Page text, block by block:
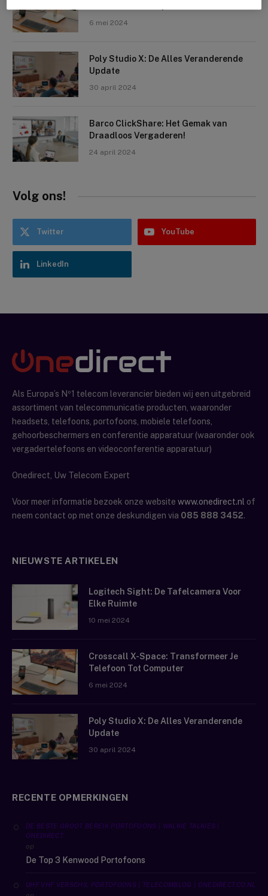
6 mei 2024
Poly Studio X: De Alles Veranderende
Update
30 april 2024
Barco ClickShare: Het Gemak van
Draadloos Vergaderen!
24 april 2024
Volg ons!
Twitter YouTube
LinkedIn
Als Europa’s Nº1 telecom leverancier bieden wij een uitgebreid
assortiment van telecommunicatie producten, waaronder
headsets, telefoons, portofoons, mobiele telefoons,
gehoorbeschermers en conferentie apparatuur (waaronder ook
vergadertelefoons en videoconferentie apparatuur)
Onedirect, Uw Telecom Expert
Voor meer informatie bezoek onze website www.onedirect.nl of
neem contact op met onze deskundigen via 085 888 3452.
NIEUWSTE ARTIKELEN
Logitech Sight: De Tafelcamera Voor
Elke Ruimte
10 mei 2024
Crosscall X-Space: Transformeer Je
Telefoon Tot Computer
6 mei 2024
Poly Studio X: De Alles Veranderende
Update
30 april 2024
RECENTE OPMERKINGEN
DE BESTE GROOT BEREIK PORTOFOONS | WALKIE TALKIES |
ONEDIRECT
op
De Top 3 Kenwood Portofoons
UHF VHF VERSCHIL PORTOFOONS | TELECOMBLOG | ONEDIRECT.CO.NL